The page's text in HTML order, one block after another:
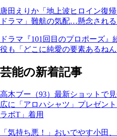
唐田えりか「地上波ヒロイン復
ドラマ」難航の気配…懸念され
ドラマ『101回目のプロポーズ
役も「どこに純愛の要素あるね
芸能の新着記事
高木ブー（93）最新ショットで
広に「アロハシャツ」プレゼン
ラボT」着用
「気持ち悪！」おいでやす小田